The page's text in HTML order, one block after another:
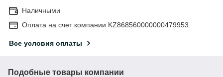
Наличными
Оплата на счет компании KZ868560000000479953
Все условия оплаты
Подобные товары компании